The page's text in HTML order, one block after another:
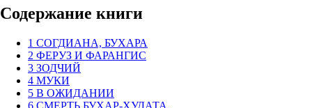
Содержание книги
1 СОГДИАНА, БУХАРА
2 ФЕРУЗ И ФАРАНГИС
3 ЗОДЧИЙ
4 МУКИ
5 В ОЖИДАНИИ
6 СМЕРТЬ БУХАР-ХУДАТА.